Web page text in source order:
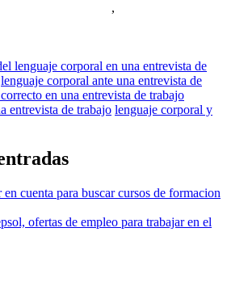
,
lenguaje corporal en una entrevista de
lenguaje corporal ante una entrevista de
en una entrevista de trabajo
entrevista de trabajo lenguaje corporal y
en cuenta para buscar cursos de formacion
ofertas de empleo para trabajar en el